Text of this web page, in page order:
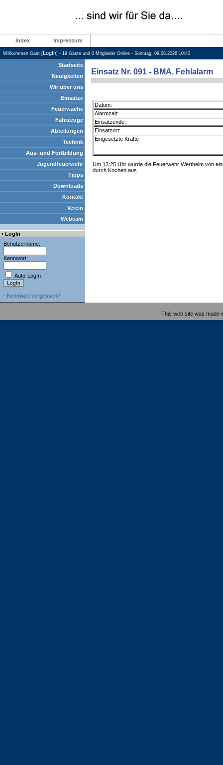
Index Impressum
Willkommen Gast [LogIn] - 19 Gäste und 0 Mitglieder Online - Sonntag, 09.08.2026 10:40
Startseite
Neuigkeiten
Wir über uns
Einsätze
Feuerwache
Fahrzeuge
Abteilungen
Technik
Aus- und Fortbildung
Jugendfeuerwehr
Tipps
Downloads
Kontakt
Verein
Webcam
• LogIn
Benutzername:
Kennwort:
Auto-LogIn
- Kennwort vergessen?
Einsatz Nr. 091 - BMA, Fehlalarm
Datum:
Alarmzeit:
Einsatzende:
Einsatzort:
Eingesetzte Kräfte
Um 13:25 Uhr wurde die Feuerwehr Wertheim von
durch Kochen aus.
This web site was made